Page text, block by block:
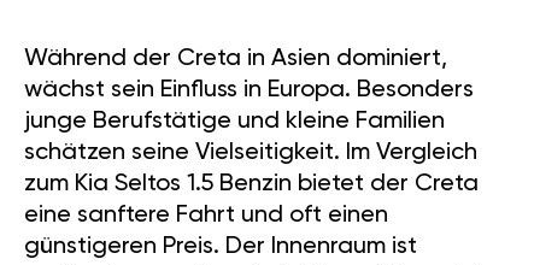
Während der Creta in Asien dominiert,
wächst sein Einfluss in Europa. Besonders
junge Berufstätige und kleine Familien
schätzen seine Vielseitigkeit. Im Vergleich
zum Kia Seltos 1.5 Benzin bietet der Creta
eine sanftere Fahrt und oft einen
günstigeren Preis. Der Innenraum ist